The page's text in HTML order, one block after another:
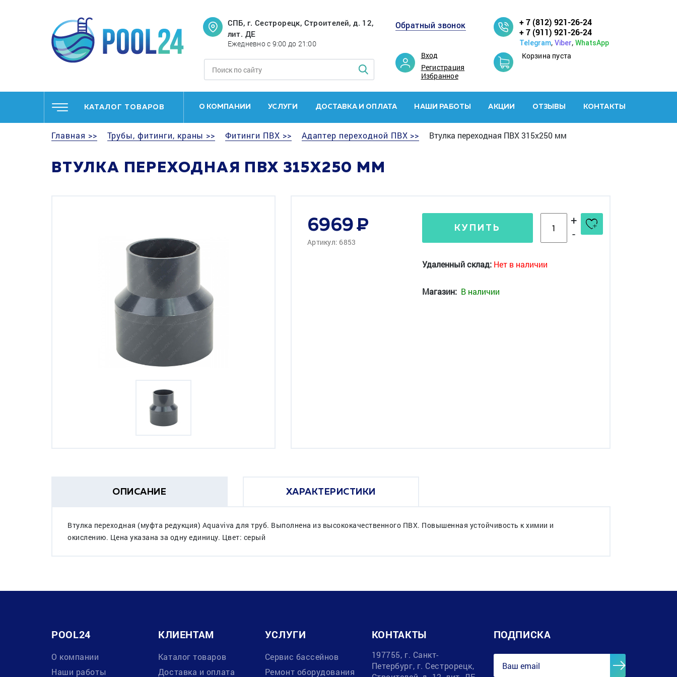
СПБ, г. Сестрорецк, Строителей, д. 12,
лит. ДЕ
Ежедневно с 9:00 до 21:00
Обратный звонок
Вход
Регистрация
Избранное
+ 7 (812) 921-26-24
+ 7 (911) 921-26-24
Telegram, Viber, WhatsApp
Корзина пуста
КАТАЛОГ ТОВАРОВ О КОМПАНИИ УСЛУГИ ДОСТАВКА И ОПЛАТА НАШИ РАБОТЫ АКЦИИ ОТЗЫВЫ КОНТАКТЫ
Главная >> Трубы, фитинги, краны >> Фитинги ПВХ >> Адаптер переходной ПВХ >> Втулка переходная ПВХ 315x250 мм
ВТУЛКА ПЕРЕХОДНАЯ ПВХ 315X250 ММ
6969
Артикул: 6853
КУПИТЬ
+
-
Удаленный склад: Нет в наличии
Магазин: В наличии
ОПИСАНИЕ ХАРАКТЕРИСТИКИ
Втулка переходная (муфта редукция) Aquaviva для труб. Выполнена из высококачественного ПВХ. Повышенная устойчивость к химии и
окислению. Цена указана за одну единицу. Цвет: серый
POOL24
О компании
Наши работы
КЛИЕНТАМ
Каталог товаров
Доставка и оплата
УСЛУГИ
Сервис бассейнов
Ремонт оборудования
КОНТАКТЫ
197755, г. Санкт-
Петербург, г. Сестрорецк,
ПОДПИСКА